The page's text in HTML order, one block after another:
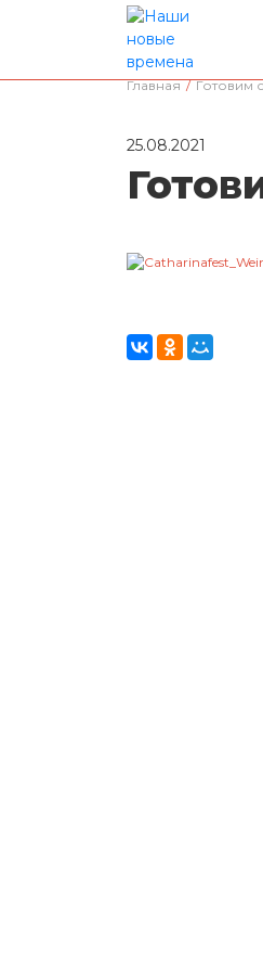
Главная / Готовим
25.08.2021